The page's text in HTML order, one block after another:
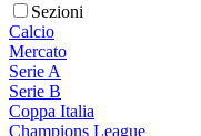
Sezioni
Calcio
Mercato
Serie A
Serie B
Coppa Italia
Champions League